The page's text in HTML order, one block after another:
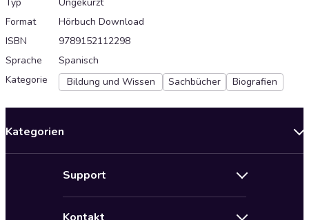
Format
Hörbuch Download
ISBN
9789152112298
Sprache
Spanisch
Kategorie
Bildung und Wissen Sachbücher Biografien
Kategorien
Support